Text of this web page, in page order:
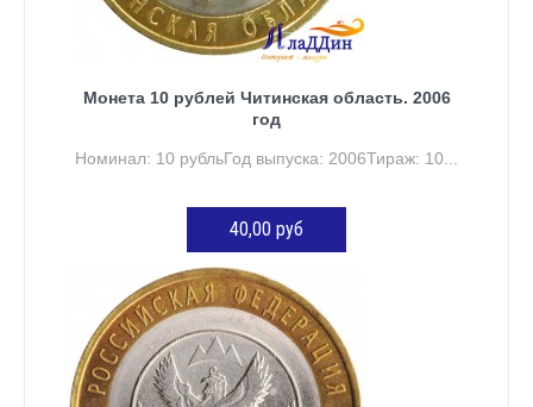
Монета 10 рублей Читинская область. 2006
год
Номинал: 10 рубльГод выпуска: 2006Тираж: 10...
40,00 руб
ДОБАВИТЬ В КОРЗИНУ